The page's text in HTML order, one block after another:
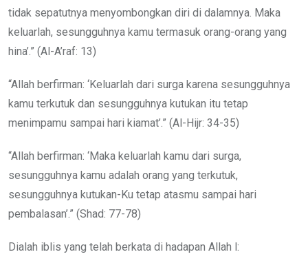
tidak sepatutnya menyombongkan diri di dalamnya. Maka
keluarlah, sesungguhnya kamu termasuk orang-orang yang
hina’.” (Al-A’raf: 13)
“Allah berfirman: ‘Keluarlah dari surga karena sesungguhnya
kamu terkutuk dan sesungguhnya kutukan itu tetap
menimpamu sampai hari kiamat’.” (Al-Hijr: 34-35)
“Allah berfirman: ‘Maka keluarlah kamu dari surga,
sesungguhnya kamu adalah orang yang terkutuk,
sesungguhnya kutukan-Ku tetap atasmu sampai hari
pembalasan’.” (Shad: 77-78)
Dialah iblis yang telah berkata di hadapan Allah l: